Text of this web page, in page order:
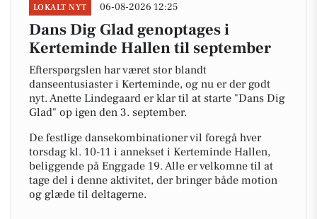
LOKALT NYT 06-08-2026 12:25
Dans Dig Glad genoptages i
Kerteminde Hallen til september
Efterspørgslen har været stor blandt
danseentusiaster i Kerteminde, og nu er der godt
nyt. Anette Lindegaard er klar til at starte "Dans Dig
Glad" op igen den 3. september.
De festlige dansekombinationer vil foregå hver
torsdag kl. 10-11 i annekset i Kerteminde Hallen,
beliggende på Enggade 19. Alle er velkomne til at
tage del i denne aktivitet, der bringer både motion
og glæde til deltagerne.